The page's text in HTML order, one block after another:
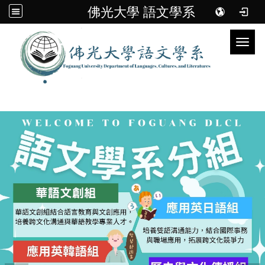
佛光大學 語文學系